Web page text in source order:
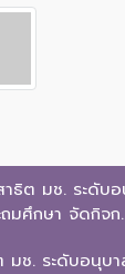
าธิต มช. ระดับ
ถมศึกษา จัดกิจก
มช. ระดับอนุบา